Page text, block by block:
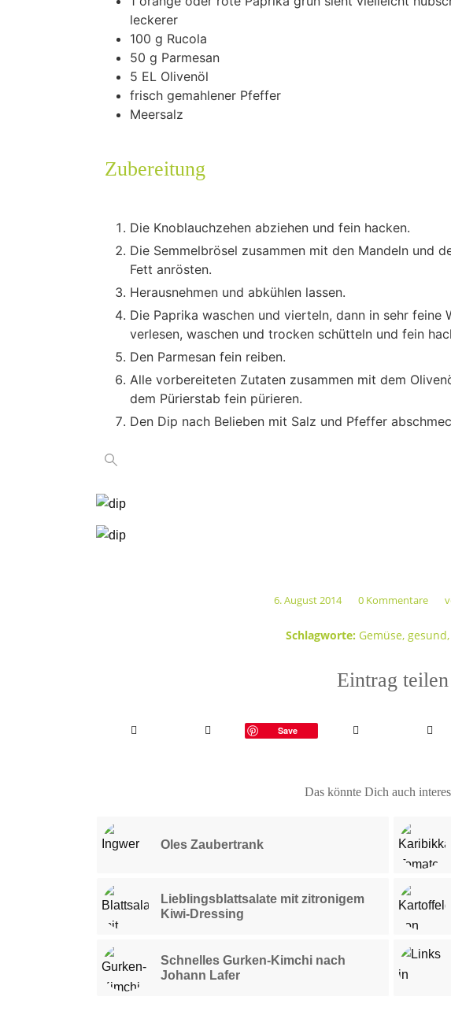
leckerer
100 g Rucola
50 g Parmesan
5 EL Olivenöl
frisch gemahlener Pfeffer
Meersalz
Zubereitung
Die Knoblauchzehen abziehen und fein hacken.
Die Semmelbrösel zusammen mit den Mandeln und
Fett anrösten.
Herausnehmen und abkühlen lassen.
Die Paprika waschen und vierteln, dann in sehr feine
verlesen, waschen und trocken schütteln und fein
Den Parmesan fein reiben.
Alle vorbereiteten Zutaten zusammen mit dem
dem Pürierstab fein pürieren.
Den Dip nach Belieben mit Salz und Pfeffer
6. August 2014
/ 0 Kommentare
/
Schlagworte: Gemüse, gesund,
Eintrag teilen
Save
Das könnte Dich auch
Oles Zaubertrank
Lieblingsblattsalate mit zitronigem
Kiwi-Dressing
Schnelles Gurken-Kimchi nach
Johann Lafer